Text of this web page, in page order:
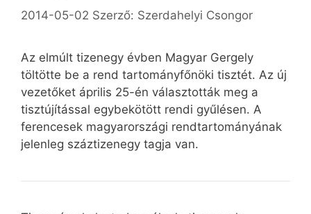
2014-05-02 Szerző: Szerdahelyi Csongor
Az elmúlt tizenegy évben Magyar Gergely
töltötte be a rend tartományfőnöki tisztét. Az új
vezetőket április 25-én választották meg a
tisztújítással egybekötött rendi gyűlésen. A
ferencesek magyarországi rendtartományának
jelenleg száztizenegy tagja van.